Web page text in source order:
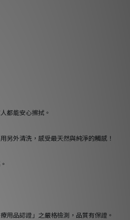
都能安心擦拭。
另外清洗，感受最天然與純淨的觸感！
用品認證」之嚴格檢測，品質有保證。